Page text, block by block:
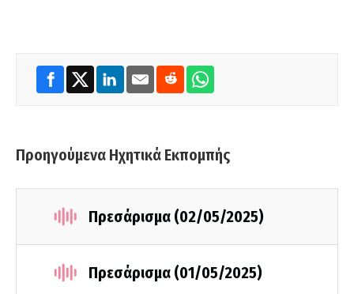
Προηγούμενα Ηχητικά Εκπομπής
Πρεσάρισμα (02/05/2025)
Πρεσάρισμα (01/05/2025)